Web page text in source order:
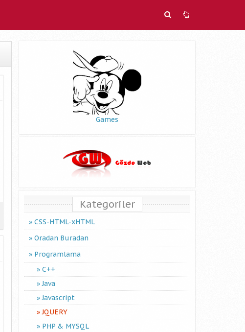
Games
Kategoriler
CSS-HTML-xHTML
Oradan Buradan
Programlama
C++
Java
Javascript
JQUERY
PHP & MYSQL